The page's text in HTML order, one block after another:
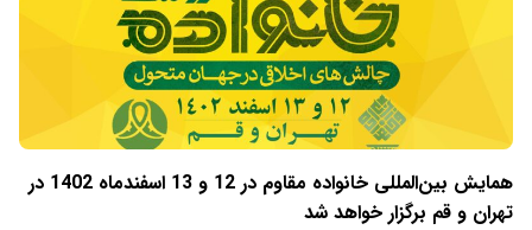
همایش بین‌المللی خانواده مقاوم در 12 و 13 اسفندماه 1402 در
تهران و قم برگزار خواهد شد